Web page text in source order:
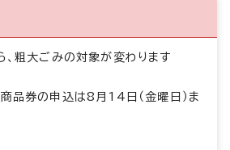
粗大ごみの対象が変わります
品券の申込は8月14日（金曜日）ま